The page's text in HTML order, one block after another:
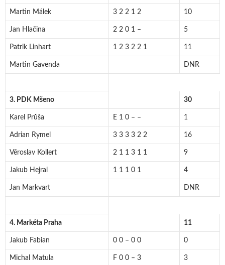
Martin Málek 3 2 2 1 2 10
Jan Hlačina 2 2 0 1 – 5
Patrik Linhart 1 2 3 2 2 1 11
Martin Gavenda DNR
3. PDK Mšeno 30
Karel Průša E 1 0 – – 1
Adrian Rymel 3 3 3 3 2 2 16
Věroslav Kollert 2 1 1 3 1 1 9
Jakub Hejral 1 1 1 0 1 4
Jan Markvart DNR
4. Markéta Praha 11
Jakub Fabian 0 0 – 0 0 0
Michal Matula F 0 0 – 3 3